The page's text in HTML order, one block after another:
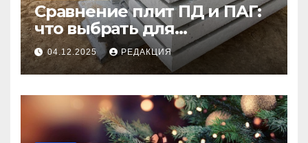
Сравнение плит ПД и ПАГ:
что выбрать для
долговечного и прочного
покрытия
04.12.2025 РЕДАКЦИЯ